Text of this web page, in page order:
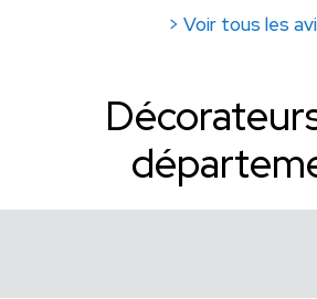
> Voir tous les